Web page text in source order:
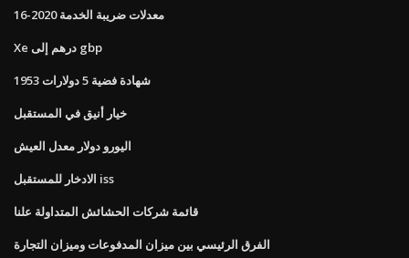
معدلات ضريبة الخدمة 2020-16
Xe درهم إلى gbp
شهادة فضية 5 دولارات 1953
خيار أنيق في المستقبل
اليورو دولار معدل العيش
الادخار للمستقبل iss
قائمة شركات الحشائش المتداولة علنا
الفرق الرئيسي بين ميزان المدفوعات وميزان التجارة